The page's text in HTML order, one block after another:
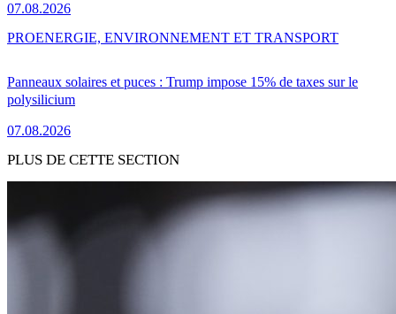
07.08.2026
Panneaux solaires et puces : Trump impose 15% de taxes sur le
polysilicium
07.08.2026
PROENERGIE, ENVIRONNEMENT ET TRANSPORT
PLUS DE CETTE SECTION